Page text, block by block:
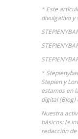
* Este
divulgativo y
*
Stepien y
estamos en
digital
Nuestra
básicos: la
redacción